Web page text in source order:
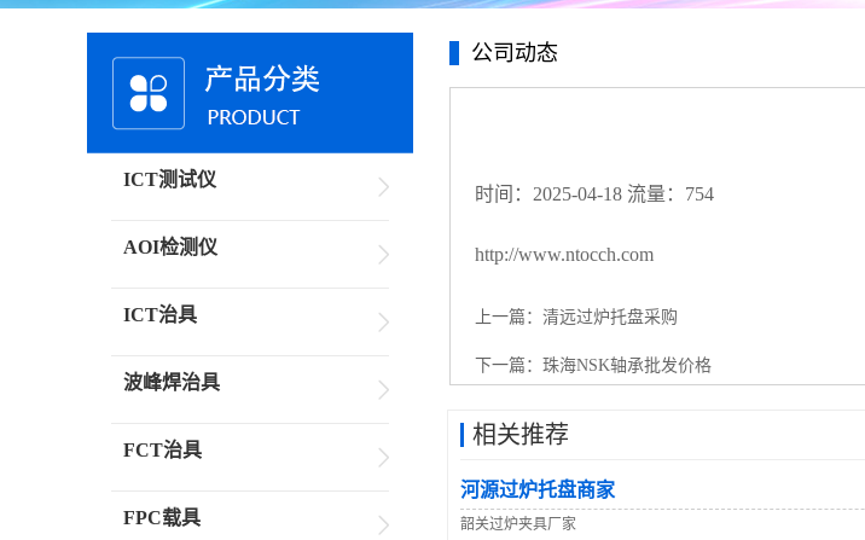
公司动态
时间：2025-04-18 流量：754
http://www.ntocch.com
上一篇： 清远过炉托盘采购
下一篇： 珠海NSK轴承批发价格
相关推荐
河源过炉托盘商家
韶关过炉夹具厂家
ICT测试仪
AOI检测仪
ICT治具
波峰焊治具
FCT治具
FPC载具